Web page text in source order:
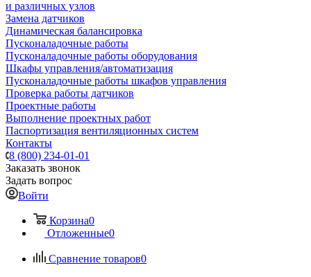
и различных узлов
Замена датчиков
Динамическая балансировка
Пусконаладочные работы
Пусконаладочные работы оборудования
Шкафы управления/автоматизация
Пусконаладочные работы шкафов управления
Проверка работы датчиков
Проектные работы
Выполнение проектных работ
Паспортизация вентиляционных систем
Контакты
8 (800) 234-01-01
Заказать звонок
Задать вопрос
Войти
Корзина0
Отложенные0
Сравнение товаров0